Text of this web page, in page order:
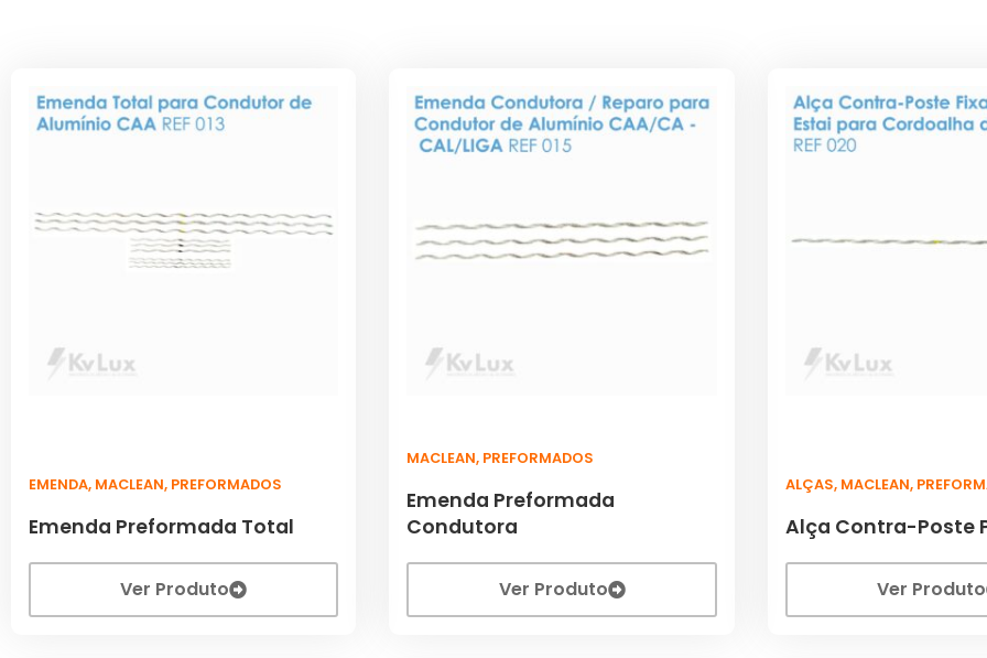
EMENDA, MACLEAN, PREFORMADOS
Emenda Preformada Total
Ver Produto
MACLEAN, PREFORMADOS
Emenda Preformada
Condutora
Ver Produto
ALÇAS, MACLEAN,
Alça Contra-Poste
Ver Produto